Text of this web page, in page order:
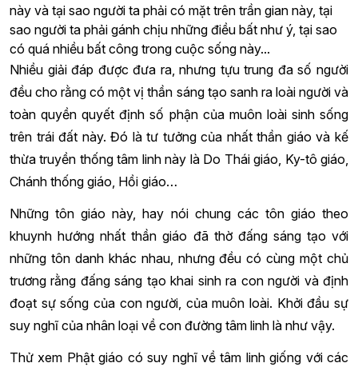
này và tại sao người ta phải có mặt trên trần gian này, tại
sao người ta phải gánh chịu những điều bất như ý, tại sao
có quá nhiều bất công trong cuộc sống này...
Nhiều giải đáp được đưa ra, nhưng tựu trung đa số người
đều cho rằng có một vị thần sáng tạo sanh ra loài người và
toàn quyền quyết định số phận của muôn loài sinh sống
trên trái đất này. Đó là tư tưởng của nhất thần giáo và kế
thừa truyền thống tâm linh này là Do Thái giáo, Ky-tô giáo,
Chánh thống giáo, Hồi giáo…
Những tôn giáo này, hay nói chung các tôn giáo theo
khuynh hướng nhất thần giáo đã thờ đấng sáng tạo với
những tôn danh khác nhau, nhưng đều có cùng một chủ
trương rằng đấng sáng tạo khai sinh ra con người và định
đoạt sự sống của con người, của muôn loài. Khởi đầu sự
suy nghĩ của nhân loại về con đường tâm linh là như vậy.
Thử xem Phật giáo có suy nghĩ về tâm linh giống với các